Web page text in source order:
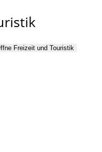
Freizeit und Touristik